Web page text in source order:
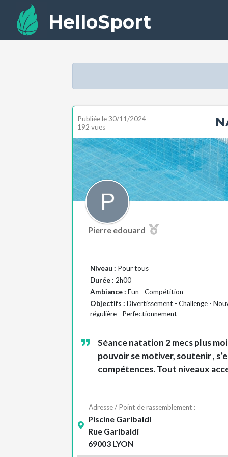
HelloSport
Publiée le30/11/2024
192 vues
Pierre edouard
Niveau : Pour tous
Durée : 2h00
Ambiance : Fun - Compétition
Objectifs : Divertissement - Challenge -
régulière - Perfectionnement
Séance natation 2 mecs plus
pouvoir se motiver, soutenir ,
compétences. Tout niveaux
Adresse / Point de rassemblement :
Piscine Garibaldi
Rue Garibaldi
69003 LYON